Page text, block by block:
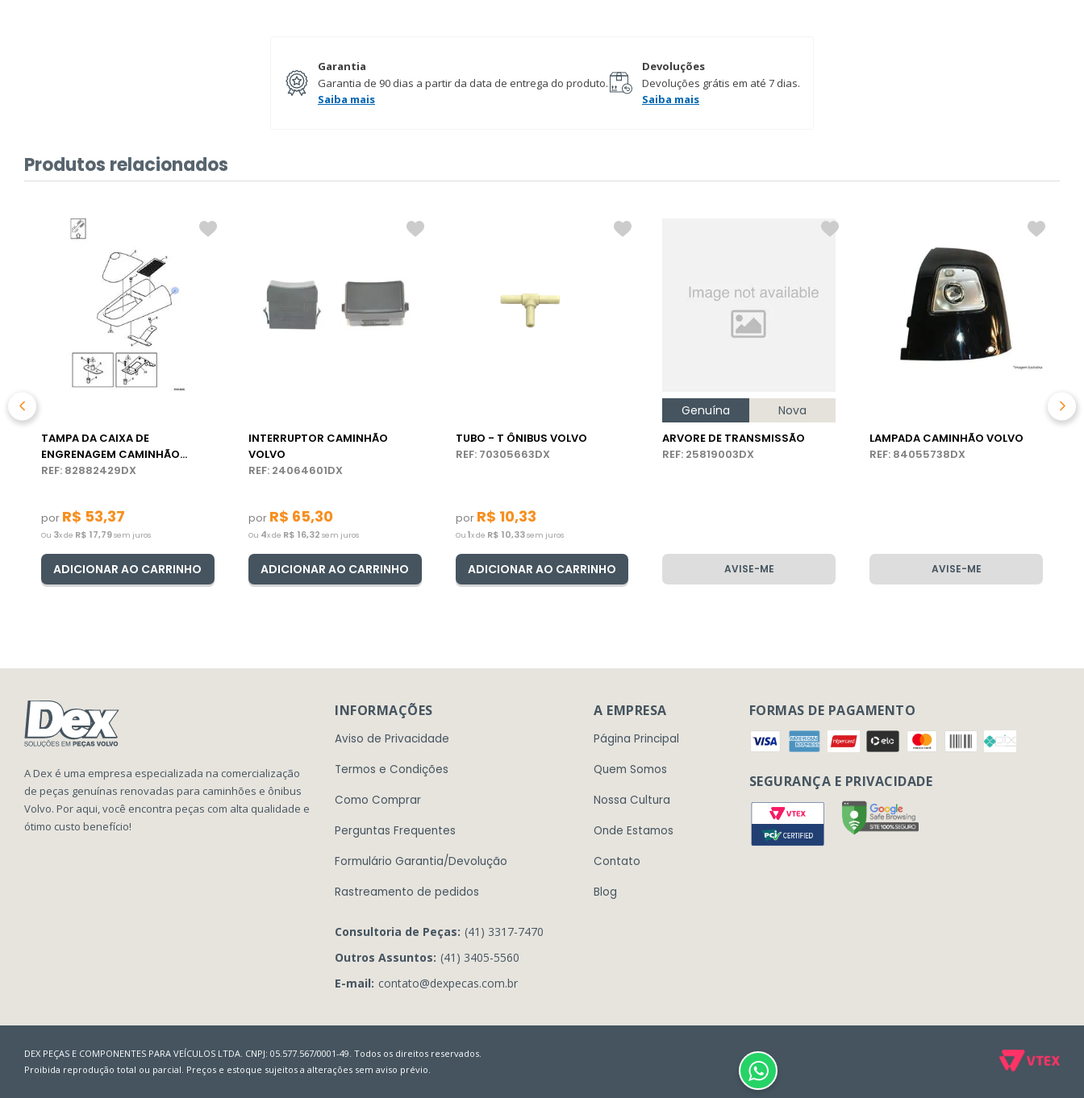
Garantia
Garantia de 90 dias a partir da data de entrega do produto.
Saiba mais
Devoluções
Devoluções grátis em até 7 dias.
Saiba mais
Produtos relacionados
TAMPA DA CAIXA DE
ENGRENAGEM CAMINHÃO
VOLVO VM
REF: 82882429DX
por R$ 53,37
Ou 3x de R$ 17,79sem juros
ADICIONAR AO CARRINHO
INTERRUPTOR CAMINHÃO
VOLVO
REF: 24064601DX
por R$ 65,30
Ou 4x de R$ 16,32 sem juros
ADICIONAR AO CARRINHO
TUBO - T ÔNIBUS VOLVO
REF: 70305663DX
por R$ 10,33
Ou 1x de R$ 10,33sem juros
ADICIONAR AO CARRINHO
Genuína Nova
ARVORE DE TRANSMISSÃO
REF: 25819003DX
AVISE-ME
LAMPADA CAMINHÃO VOLVO
REF: 84055738DX
AVISE-ME
A Dex é uma empresa especializada na comercialização
de peças genuínas renovadas para caminhões e ônibus
Volvo. Por aqui, você encontra peças com alta qualidade e
ótimo custo benefício!
INFORMAÇÕES
Aviso de Privacidade
Termos e Condições
Como Comprar
Perguntas Frequentes
Formulário Garantia/Devolução
Rastreamento de pedidos
Consultoria de Peças: (41) 3317-7470
Outros Assuntos: (41) 3405-5560
E-mail: contato@dexpecas.com.br
A EMPRESA
Página Principal
Quem Somos
Nossa Cultura
Onde Estamos
Contato
Blog
FORMAS DE PAGAMENTO
SEGURANÇA E PRIVACIDADE
DEX PEÇAS E COMPONENTES PARA VEÍCULOS LTDA. CNPJ: 05.577.567/0001-49. Todos os direitos reservados.
Proibida reprodução total ou parcial. Preços e estoque sujeitos a alterações sem aviso prévio.